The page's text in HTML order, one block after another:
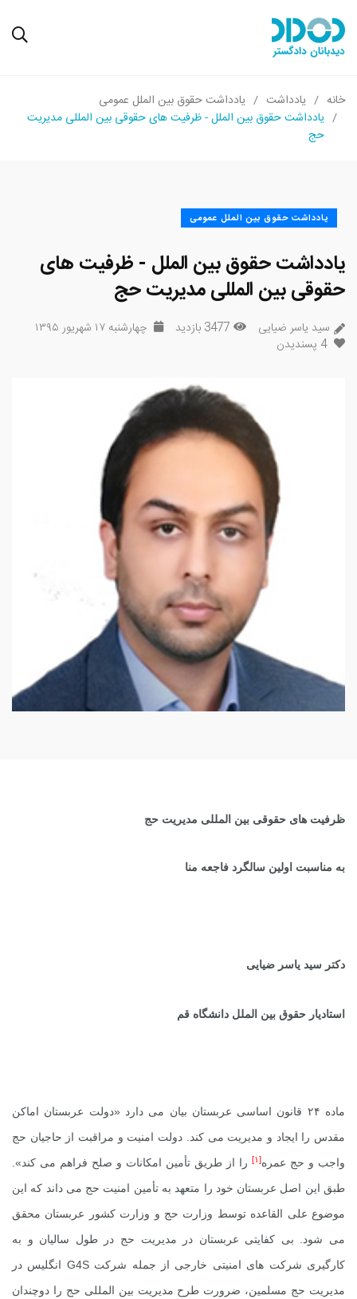
خانه یادداشت
یادداشت حقوق بین الملل عمومی
یادداشت حقوق بین الملل - ظرفیت های حقوقی بین المللی مدیریت
حج
یادداشت حقوق بین الملل عمومی
یادداشت حقوق بین الملل - ظرفیت های
حقوقی بین المللی مدیریت حج
سید یاسر ضیایی 3477 بازدید
چهارشنبه ۱۷ شهریور ۱۳۹۵
4 پسندیدن
ظرفیت های حقوقی بین المللی مدیریت حج
به مناسبت اولین سالگرد فاجعه منا
دکتر سید یاسر ضیایی
استادیار حقوق بین الملل دانشگاه قم
ماده ۲۴ قانون اساسی عربستان بیان می دارد «دولت عربستان اماکن
مقدس را ایجاد و مدیریت می کند. دولت امنیت و مراقبت از حاجیان حج
واجب و حج عمره[۱]
را از طریق تأمین امکانات و صلح فراهم می کند».
طبق این اصل عربستان خود را متعهد به تأمین امنیت حج می داند که این
موضوع علی القاعده توسط وزارت حج و وزارت کشور عربستان محقق
می شود. بی کفایتی عربستان در مدیریت حج در طول سالیان و به
کارگیری شرکت های امنیتی خارجی از جمله شرکتG4S انگلیس در
مدیریت حج مسلمین، ضرورت طرح مدیریت بین المللی حج را دوچندان